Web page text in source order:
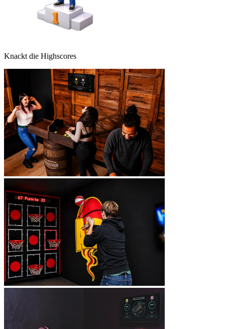
Knackt die Highscores